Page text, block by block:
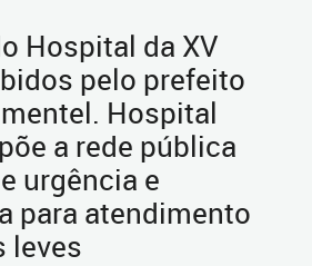
Hospital da XV
pelo prefeito
Hospital
a rede pública
urgência e
para atendimento
leves